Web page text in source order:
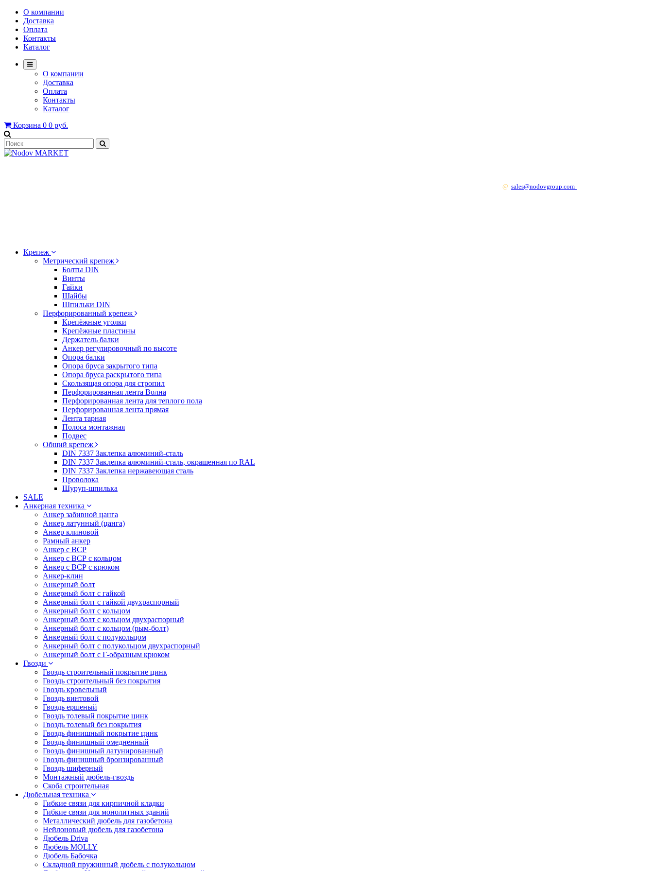
О компании
Доставка
Оплата
Контакты
Каталог
О компании
Доставка
Оплата
Контакты
Каталог
Корзина 0 0 руб.
@ sales@nodovgroup.com
Крепеж
Метрический крепеж
Болты DIN
Винты
Гайки
Шайбы
Шпильки DIN
Перфорированный крепеж
Крепёжные уголки
Крепёжные пластины
Держатель балки
Анкер регулировочный по высоте
Опора балки
Опора бруса закрытого типа
Опора бруса раскрытого типа
Скользящая опора для стропил
Перфорированная лента Волна
Перфорированная лента для теплого пола
Перфорированная лента прямая
Лента тарная
Полоса монтажная
Подвес
Общий крепеж
DIN 7337 Заклепка алюминий-сталь
DIN 7337 Заклепка алюминий-сталь, окрашенная по RAL
DIN 7337 Заклепка нержавеющая сталь
Проволока
Шуруп-шпилька
SALE
Анкерная техника
Анкер забивной цанга
Анкер латунный (цанга)
Анкер клиновой
Рамный анкер
Анкер с ВСР
Анкер с ВСР с кольцом
Анкер с ВСР с крюком
Анкер-клин
Анкерный болт
Анкерный болт с гайкой
Анкерный болт с гайкой двухраспорный
Анкерный болт с кольцом
Анкерный болт с кольцом двухраспорный
Анкерный болт с кольцом (рым-болт)
Анкерный болт с полукольцом
Анкерный болт с полукольцом двухраспорный
Анкерный болт с Г-образным крюком
Гвозди
Гвоздь строительный покрытие цинк
Гвоздь строительный без покрытия
Гвоздь кровельный
Гвоздь винтовой
Гвоздь ершеный
Гвоздь толевый покрытие цинк
Гвоздь толевый без покрытия
Гвоздь финишный покрытие цинк
Гвоздь финишный омедненный
Гвоздь финишный латунированный
Гвоздь финишный бронзированный
Гвоздь шиферный
Монтажный дюбель-гвоздь
Скоба строительная
Дюбельная техника
Гибкие связи для кирпичной кладки
Гибкие связи для монолитных зданий
Металлический дюбель для газобетона
Нейлоновый дюбель для газобетона
Дюбель Driva
Дюбель MOLLY
Дюбель Бабочка
Складной пружинный дюбель с полукольцом